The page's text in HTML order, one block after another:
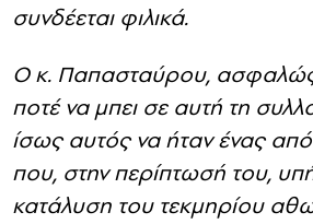
συνδέεται φιλικά.
Ο κ. Παπασταύρου,
ποτέ να μπει σε αυτή τη
ίσως αυτός να ήταν ένας
που, στην περίπτωσή του,
κατάλυση του τεκμηρίου